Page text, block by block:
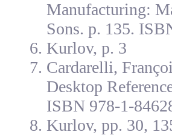
Manufacturing:
Sons. p. 135.
Kurlov, p. 3
Cardarelli,
Desktop
ISBN 978-1-
Kurlov, pp. 30,